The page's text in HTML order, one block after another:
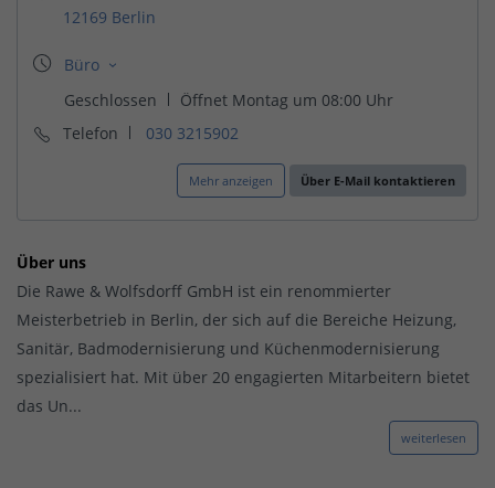
12169 Berlin
Telefon 030 3215902
Mehr anzeigen Über E-Mail kontaktieren
Über uns
Die Rawe & Wolfsdorff GmbH ist ein renommierter
Meisterbetrieb in Berlin, der sich auf die Bereiche Heizung,
Sanitär, Badmodernisierung und Küchenmodernisierung
spezialisiert hat. Mit über 20 engagierten Mitarbeitern bietet
das Un...
weiterlesen